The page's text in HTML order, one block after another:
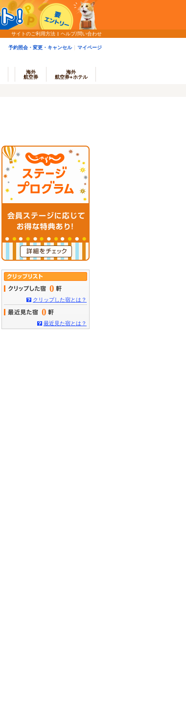
サイトのご利用方法 ヘルプ/問い合わせ
予約照会・変更・キャンセル マイページ
海外
航空券
海外
航空券+ホテル
0
クリップした宿とは？
0
最近見た宿とは？